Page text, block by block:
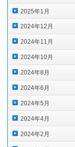
2025年1月
2024年12月
2024年11月
2024年10月
2024年8月
2024年6月
2024年5月
2024年4月
2024年2月